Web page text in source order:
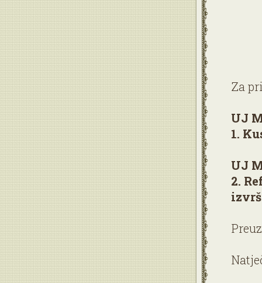
Za
UJ
1.
UJ
2.